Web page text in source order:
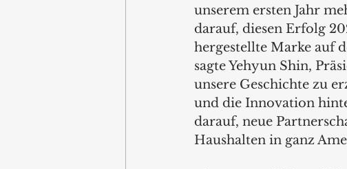
unserem ersten Jahr
darauf, diesen Erfolg
hergestellte Marke auf
sagte Yehyun Shin,
unsere Geschichte zu
und die Innovation
darauf, neue
Haushalten in ganz